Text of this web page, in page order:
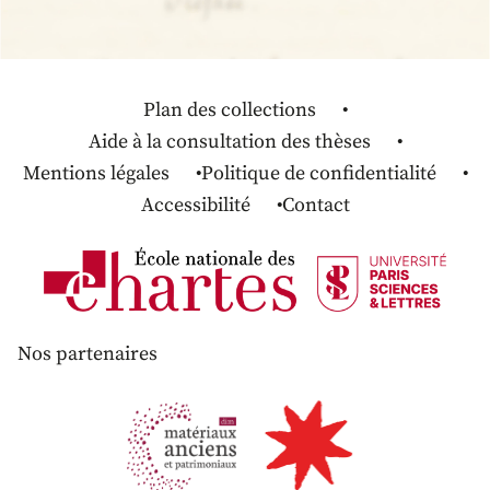
Plan des collections
Aide à la consultation des thèses
Mentions légales
Politique de confidentialité
Accessibilité
Contact
Nos partenaires